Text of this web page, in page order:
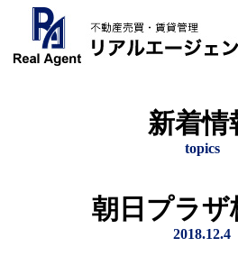
新着情
topics
朝日プラザ
2018.12.4